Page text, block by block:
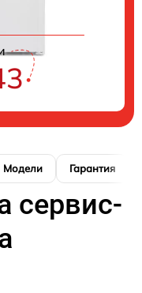
Модели Гарантия
сервис-